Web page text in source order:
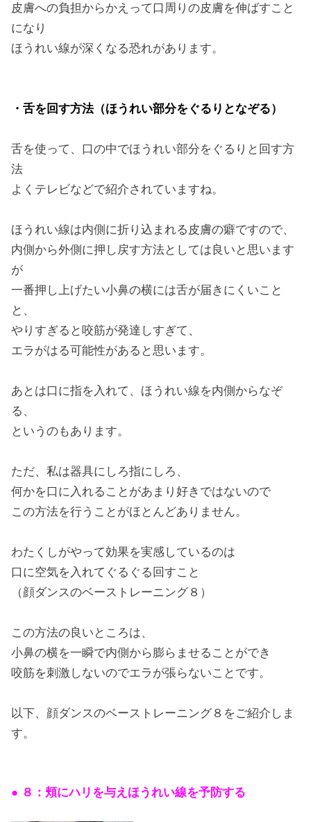
皮膚への負担からかえって口周りの皮膚を伸ばすこと
になり
ほうれい線が深くなる恐れがあります。
・舌を回す方法（ほうれい部分をぐるりとなぞる）
舌を使って、口の中でほうれい部分をぐるりと回す方
法
よくテレビなどで紹介されていますね。
ほうれい線は内側に折り込まれる皮膚の癖ですので、
内側から外側に押し戻す方法としては良いと思います
が
一番押し上げたい小鼻の横には舌が届きにくいこと
と、
やりすぎると咬筋が発達しすぎて、
エラがはる可能性があると思います。
あとは口に指を入れて、ほうれい線を内側からなぞ
る、
というのもあります。
ただ、私は器具にしろ指にしろ、
何かを口に入れることがあまり好きではないので
この方法を行うことがほとんどありません。
わたくしがやって効果を実感しているのは
口に空気を入れてぐるぐる回すこと
（顔ダンスのベーストレーニング８）
この方法の良いところは、
小鼻の横を一瞬で内側から膨らませることができ
咬筋を刺激しないのでエラが張らないことです。
以下、顔ダンスのベーストレーニング８をご紹介しま
す。
● ８：頬にハリを与えほうれい線を予防する